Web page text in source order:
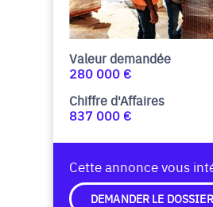
Valeur demandée
280 000 €
Chiffre d'Affaires
837 000 €
Cette annonce vous
DEMANDER LE